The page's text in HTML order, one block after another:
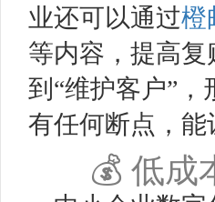
业还可以通过橙
等内容，提高复
到“维护客户”
有任何断点，
💰 低成